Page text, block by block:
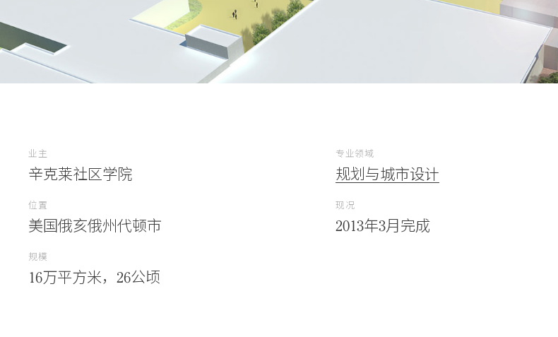
业主
辛克莱社区学院
位置
美国俄亥俄州代顿市
规模
16万平方米，26公顷
专业领域
规划与城市设计
现况
2013年3月完成